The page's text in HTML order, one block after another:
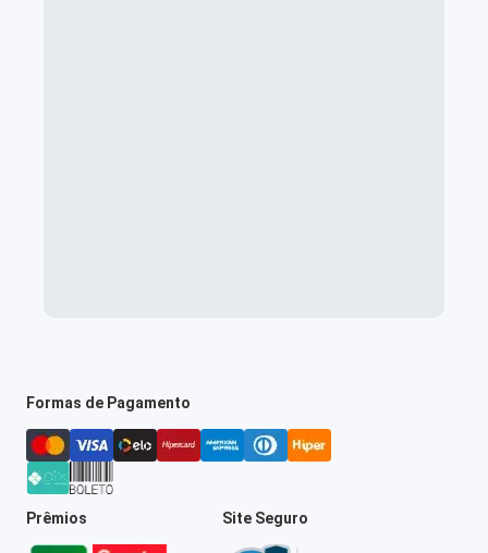
Formas de Pagamento
Prêmios Site Seguro